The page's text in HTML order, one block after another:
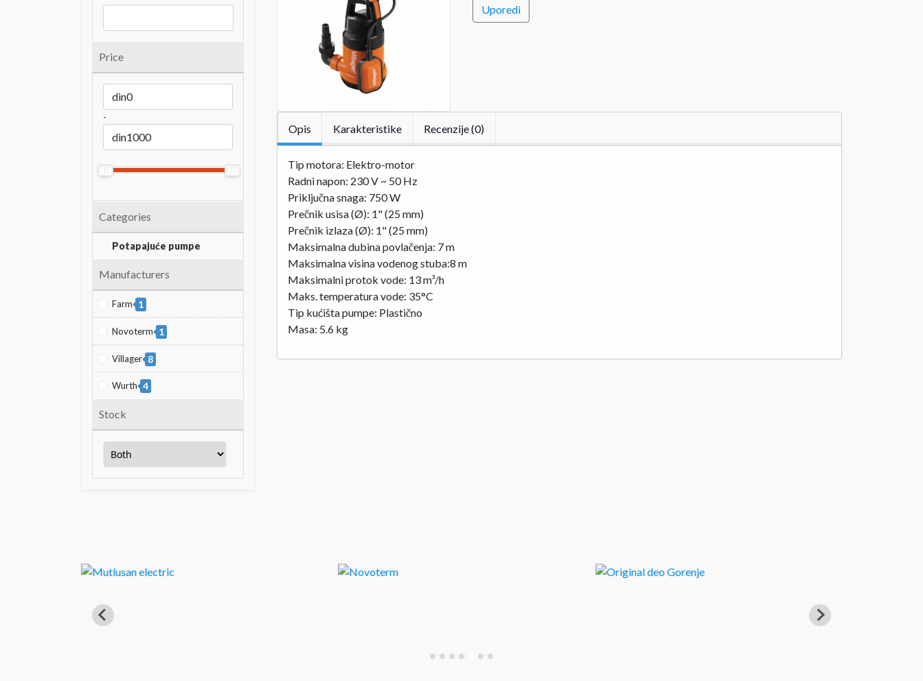
Uporedi
Opis Karakteristike Recenzije (0)
Tip motora: Elektro-motor
Radni napon: 230 V ~ 50 Hz
Priključna snaga: 750 W
Prečnik usisa (Ø): 1" (25 mm)
Prečnik izlaza (Ø): 1" (25 mm)
Maksimalna dubina povlačenja: 7 m
Maksimalna visina vodenog stuba:8 m
Maksimalni protok vode: 13 m³/h
Maks. temperatura vode: 35°C
Tip kućišta pumpe: Plastično
Masa: 5.6 kg
Price
-
Categories
Potapajuće pumpe
Manufacturers
Farm 1
Novoterm 1
Villager 8
Wurth 4
Stock